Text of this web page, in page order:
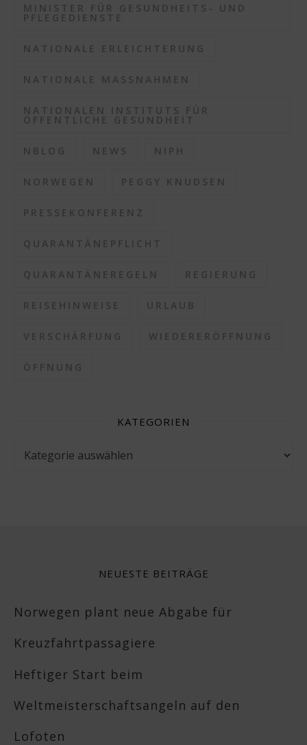
MINISTER FÜR GESUNDHEITS- UND
PFLEGEDIENSTE
NATIONALE ERLEICHTERUNG
NATIONALE MASSNAHMEN
NATIONALEN INSTITUTS FÜR
ÖFFENTLICHE GESUNDHEIT
NBLOG NEWS NIPH
NORWEGEN PEGGY KNUDSEN
PRESSEKONFERENZ
QUARANTÄNEPFLICHT
QUARANTÄNEREGELN REGIERUNG
REISEHINWEISE URLAUB
VERSCHÄRFUNG WIEDERERÖFFNUNG
ÖFFNUNG
KATEGORIEN
NEUESTE BEITRÄGE
Norwegen plant neue Abgabe für
Kreuzfahrtpassagiere
Heftiger Start beim
Weltmeisterschaftsangeln auf den
Lofoten